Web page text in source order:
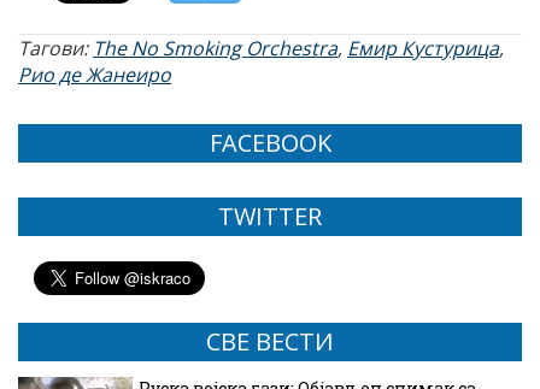
Тагови: The No Smoking Orchestra, Емир Кустурица,
Рио де Жанеиро
FACEBOOK
TWITTER
СВЕ ВЕСТИ